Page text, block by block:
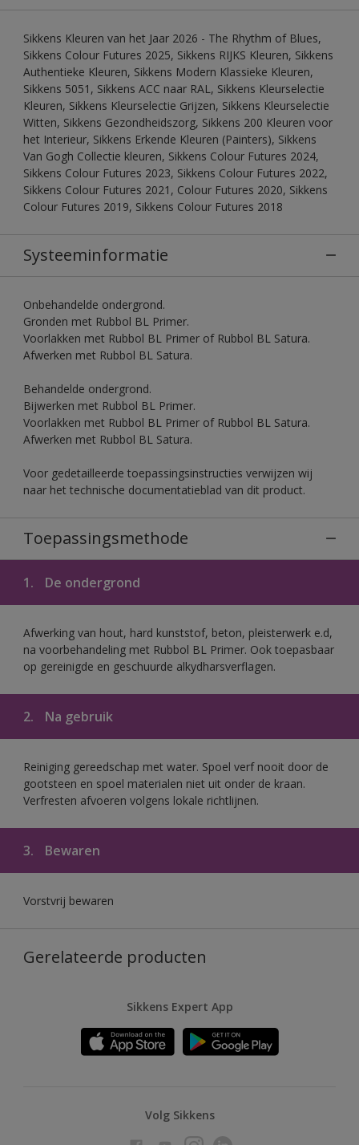
Sikkens Kleuren van het Jaar 2026 - The Rhythm of Blues,
Sikkens Colour Futures 2025, Sikkens RIJKS Kleuren, Sikkens
Authentieke Kleuren, Sikkens Modern Klassieke Kleuren,
Sikkens 5051, Sikkens ACC naar RAL, Sikkens Kleurselectie
Kleuren, Sikkens Kleurselectie Grijzen, Sikkens Kleurselectie
Witten, Sikkens Gezondheidszorg, Sikkens 200 Kleuren voor
het Interieur, Sikkens Erkende Kleuren (Painters), Sikkens
Van Gogh Collectie kleuren, Sikkens Colour Futures 2024,
Sikkens Colour Futures 2023, Sikkens Colour Futures 2022,
Sikkens Colour Futures 2021, Colour Futures 2020, Sikkens
Colour Futures 2019, Sikkens Colour Futures 2018
Systeeminformatie
Onbehandelde ondergrond.
Gronden met Rubbol BL Primer.
Voorlakken met Rubbol BL Primer of Rubbol BL Satura.
Afwerken met Rubbol BL Satura.
Behandelde ondergrond.
Bijwerken met Rubbol BL Primer.
Voorlakken met Rubbol BL Primer of Rubbol BL Satura.
Afwerken met Rubbol BL Satura.
Voor gedetailleerde toepassingsinstructies verwijzen wij
naar het technische documentatieblad van dit product.
Toepassingsmethode
1. De ondergrond
Afwerking van hout, hard kunststof, beton, pleisterwerk e.d,
na voorbehandeling met Rubbol BL Primer. Ook toepasbaar
op gereinigde en geschuurde alkydharsverflagen.
2. Na gebruik
Reiniging gereedschap met water. Spoel verf nooit door de
gootsteen en spoel materialen niet uit onder de kraan.
Verfresten afvoeren volgens lokale richtlijnen.
3. Bewaren
Vorstvrij bewaren
Gerelateerde producten
Sikkens Expert App
Volg Sikkens